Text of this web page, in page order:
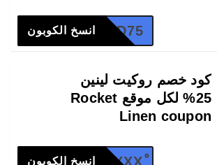
UD75 انسخ الكوبون
كود خصم روكيت لينين
25% لكل موقع Rocket
Linen coupon
انسخ الكوبون